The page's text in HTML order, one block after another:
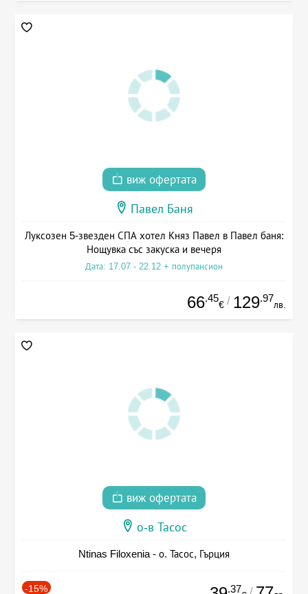
виж офертата
Павел Баня
Луксозен 5-звезден СПА хотел Княз Павел в Павел баня:
Нощувка със закуска и вечеря
Дата: 17.07 - 22.12 + полупансион
66.45
€ / 129.97
лв.
виж офертата
о-в Тасос
Ntinas Filoxenia - о. Тасос, Гърция
-15% .37 /